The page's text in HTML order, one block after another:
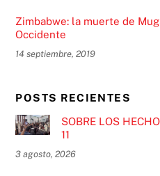
Zimbabwe: la muerte de
Occidente
14 septiembre, 2019
POSTS RECIENTES
SOBRE LOS
11
3 agosto, 2026